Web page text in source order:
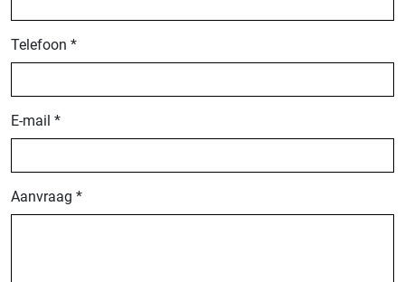
Telefoon *
E-mail *
Aanvraag *